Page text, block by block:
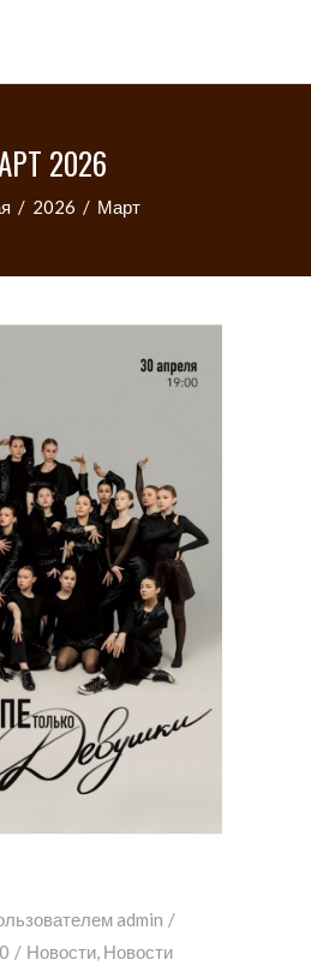
2026
/ 2026 / Март
admin
0 Новости, Новости